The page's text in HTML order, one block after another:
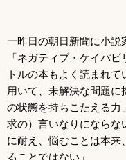
一昨日の朝日新聞に小説
「ネガティブ・ケイパ
トルの本もよく読まれ
用いて、未解決な問題
の状態を持ちこたえる力
求の）言いなりにならな
に耐え、悩むことは本来
ることではない」